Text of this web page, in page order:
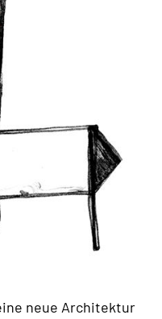
neue Architektur